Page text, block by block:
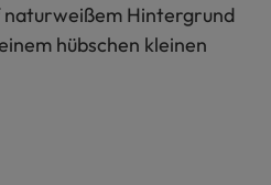
Hintergrund
hübschen kleinen